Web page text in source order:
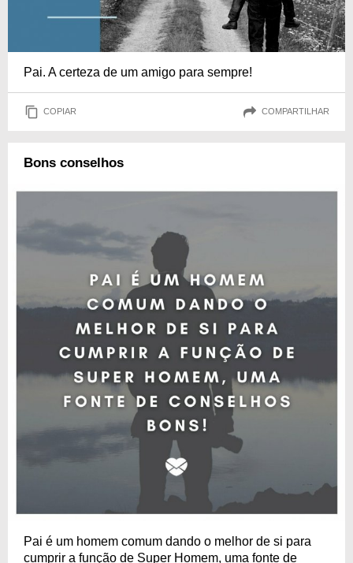
Pai. A certeza de um amigo para sempre!
COPIAR COMPARTILHAR
Bons conselhos
Pai é um homem comum dando o melhor de si para
cumprir a função de Super Homem, uma fonte de